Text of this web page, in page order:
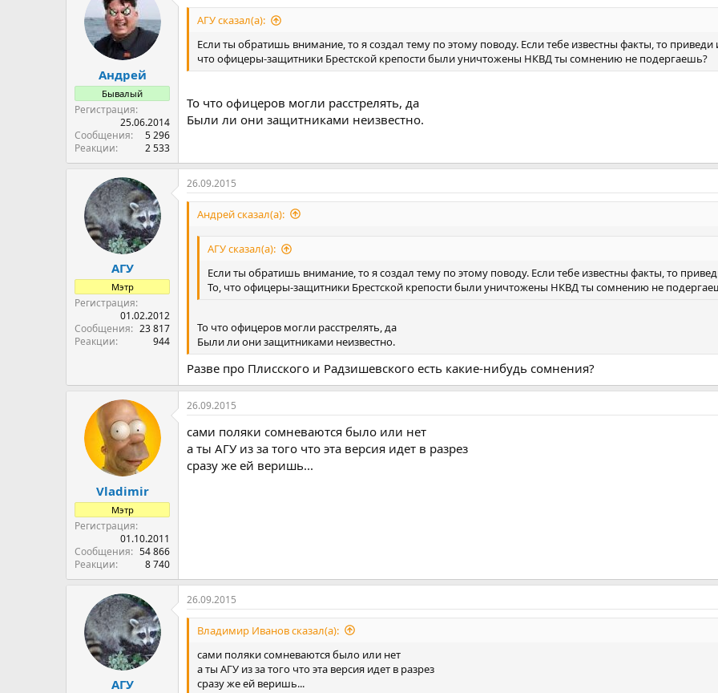
Андрей
Бывалый
Регистрация
25.06.2014
Сообщения
5 296
Реакции
2 533
АГУ сказал(а):
Если ты обратишь внимание, то я создал тему по этому поводу. Если тебе известны факты, то приведи
что офицеры-защитники Брестской крепости были уничтожены НКВД ты сомнению не подергаешь?
То что офицеров могли расстрелять, да
Были ли они защитниками неизвестно.
АГУ
Мэтр
Регистрация
01.02.2012
Сообщения
23 817
Реакции
944
26.09.2015
Андрей сказал(а):
АГУ сказал(а):
Если ты обратишь внимание, то я создал тему по этому поводу. Если тебе известны факты, то
То, что офицеры-защитники Брестской крепости были уничтожены НКВД ты сомнению не
То что офицеров могли расстрелять, да
Были ли они защитниками неизвестно.
Разве про Плисского и Радзишевского есть какие-нибудь сомнения?
Vladimir
Мэтр
Регистрация
01.10.2011
Сообщения
54 866
Реакции
8 740
26.09.2015
сами поляки сомневаются было или нет
а ты АГУ из за того что эта версия идет в разрез
сразу же ей веришь...
АГУ
26.09.2015
Владимир Иванов сказал(а):
сами поляки сомневаются было или нет
а ты АГУ из за того что эта версия идет в разрез
сразу же ей веришь...